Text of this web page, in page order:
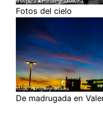
Fotos del cielo
De madrugada en